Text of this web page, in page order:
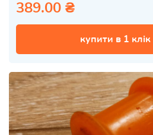
389.00 ₴
купити в 1 клік